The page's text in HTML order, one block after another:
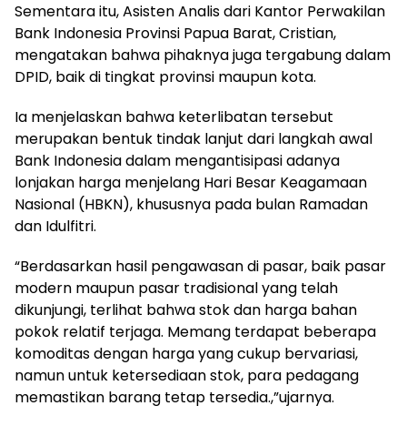
Sementara itu, Asisten Analis dari Kantor Perwakilan
Bank Indonesia Provinsi Papua Barat, Cristian,
mengatakan bahwa pihaknya juga tergabung dalam
DPID, baik di tingkat provinsi maupun kota.
Ia menjelaskan bahwa keterlibatan tersebut
merupakan bentuk tindak lanjut dari langkah awal
Bank Indonesia dalam mengantisipasi adanya
lonjakan harga menjelang Hari Besar Keagamaan
Nasional (HBKN), khususnya pada bulan Ramadan
dan Idulfitri.
“Berdasarkan hasil pengawasan di pasar, baik pasar
modern maupun pasar tradisional yang telah
dikunjungi, terlihat bahwa stok dan harga bahan
pokok relatif terjaga. Memang terdapat beberapa
komoditas dengan harga yang cukup bervariasi,
namun untuk ketersediaan stok, para pedagang
memastikan barang tetap tersedia.,”ujarnya.